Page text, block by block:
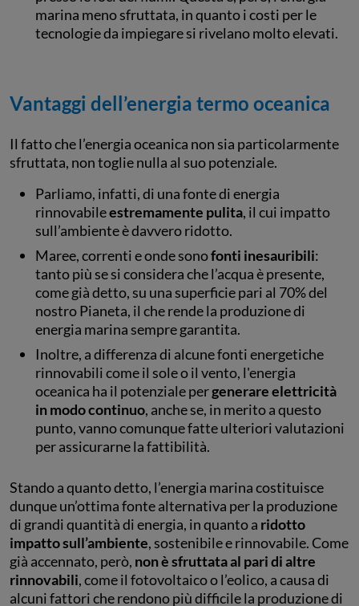
marina meno sfruttata, in quanto i costi per le
tecnologie da impiegare si rivelano molto elevati.
Vantaggi dell’energia termo oceanica
Il fatto che l’energia oceanica non sia particolarmente
sfruttata, non toglie nulla al suo potenziale.
Parliamo, infatti, di una fonte di energia
rinnovabileestremamente pulita, il cui impatto
sull’ambiente è davvero ridotto.
Maree, correnti e onde sonofonti inesauribili:
tanto più se si considera che l’acqua è presente,
come già detto, su una superficie pari al 70% del
nostro Pianeta, il che rende la produzione di
energia marina sempre garantita.
Inoltre, a differenza di alcune fonti energetiche
rinnovabili come il sole o il vento, l'energia
oceanica ha il potenziale pergenerare elettricità
in modo continuo, anche se, in merito a questo
punto, vanno comunque fatte ulteriori valutazioni
per assicurarne la fattibilità.
Stando a quanto detto, l’energia marina costituisce
dunque un’ottima fonte alternativa per la produzione
di grandi quantità di energia, in quanto a ridotto
impatto sull’ambiente, sostenibile e rinnovabile. Come
già accennato, però, non è sfruttata al pari di altre
rinnovabili, come il fotovoltaico o l’eolico, a causa di
alcuni fattori che rendono più difficile la produzione di